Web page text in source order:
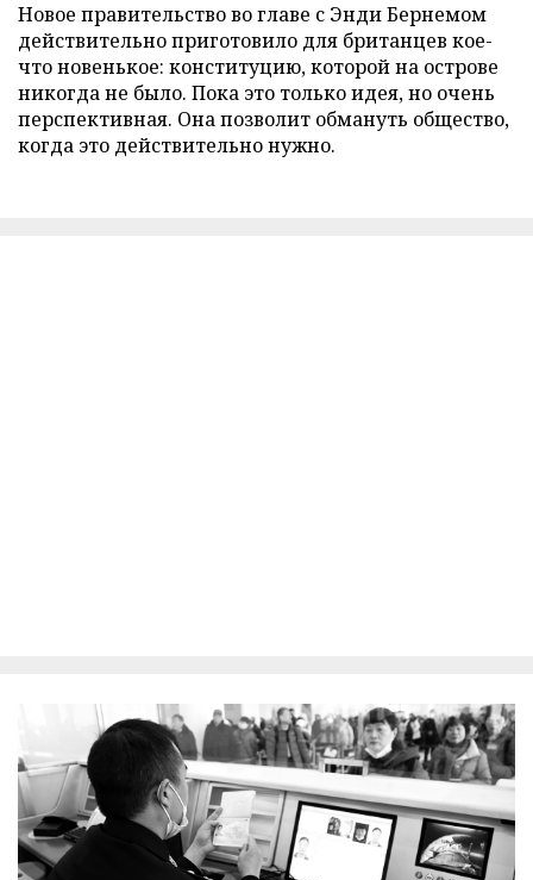
Новое правительство во главе с Энди Бернемом
действительно приготовило для британцев кое-
что новенькое: конституцию, которой на острове
никогда не было. Пока это только идея, но очень
перспективная. Она позволит обмануть общество,
когда это действительно нужно.